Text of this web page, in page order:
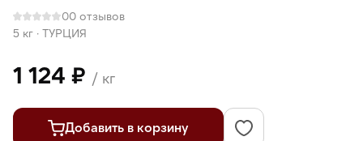
00 отзывов
5 кг · ТУРЦИЯ
1 124 ₽ / кг
Добавить в корзину